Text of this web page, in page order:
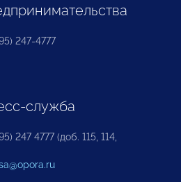
247-4777
служба
247 4777 (доб. 115, 114,